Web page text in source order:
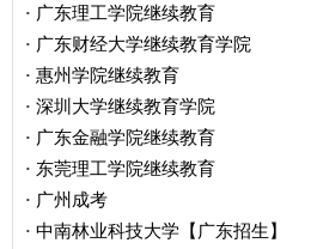
· 广东理工学院继续教育
· 广东财经大学继续教育学院
· 惠州学院继续教育
· 深圳大学继续教育学院
· 广东金融学院继续教育
· 东莞理工学院继续教育
· 广州成考
· 中南林业科技大学【广东招生】